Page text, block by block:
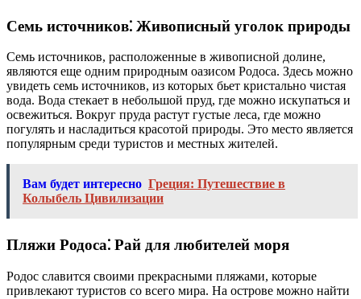
Семь источников⁚ Живописный уголок природы
Семь источников, расположенные в живописной долине,
являются еще одним природным оазисом Родоса. Здесь можно
увидеть семь источников, из которых бьет кристально чистая
вода. Вода стекает в небольшой пруд, где можно искупаться и
освежиться. Вокруг пруда растут густые леса, где можно
погулять и насладиться красотой природы. Это место является
популярным среди туристов и местных жителей.
Вам будет интересно Греция: Путешествие в
Колыбель Цивилизации
Пляжи Родоса⁚ Рай для любителей моря
Родос славится своими прекрасными пляжами, которые
привлекают туристов со всего мира. На острове можно найти